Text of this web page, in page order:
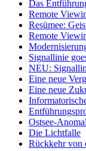
Das
Remote
Resümee:
Remote
Signallinie
NEU:
Eine neue
Eine neue
Ostsee-
Die Lichtfalle
Rückkehr von